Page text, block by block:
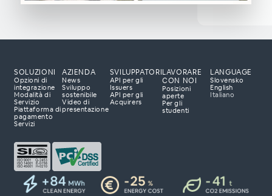
di
ad ascoltare le
con te una
il tuo business.
SOLUZIONI
Opzioni di
integrazione
Modalità di
Servizio
Piattaforma di
pagamento
Servizi
AZIENDA
News
Sviluppo
sostenibile
Video di
presentazione
SVILUPPATORI
API per gli
Issuers
API per gli
Acquirers
LAVORARE
CON NOI
Posizioni
aperte
Per gli
studenti
LANGUAGE
Slovensko
English
Italiano